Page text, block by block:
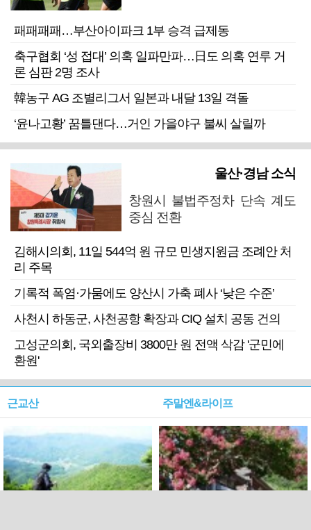
패패패패…부산아이파크 1부 승격 급제동
축구협회 ‘성 접대’ 의혹 일파만파…日도 의혹 연루 거
론 심판 2명 조사
韓농구 AG 조별리그서 일본과 내달 13일 격돌
‘윤나고황’ 꿈틀댄다…거인 가을야구 불씨 살릴까
울산·경남 소식
창원시 불법주정차 단속 계도
중심 전환
김해시의회, 11일 544억 원 규모 민생지원금 조례안 처
리 주목
기록적 폭염·가뭄에도 양산시 가축 폐사 ‘낮은 수준’
사천시 하동군, 사천공항 확장과 CIQ 설치 공동 건의
고성군의회, 국외출장비 3800만 원 전액 삭감 '군민에
환원'
근교산 주말엔&라이프